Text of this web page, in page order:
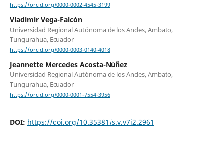
https://orcid.org/0000-0002-4545-3199
Vladimir Vega-Falcón
Universidad Regional Autónoma de los Andes, Ambato,
Tungurahua, Ecuador
https://orcid.org/0000-0003-0140-4018
Jeannette Mercedes Acosta-Núñez
Universidad Regional Autónoma de los Andes, Ambato,
Tungurahua, Ecuador
https://orcid.org/0000-0001-7554-3956
DOI: https://doi.org/10.35381/s.v.v7i2.2961